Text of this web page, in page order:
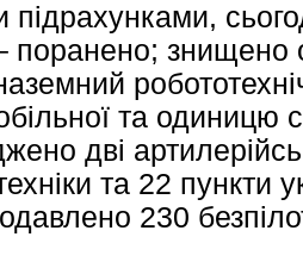
поранено; знищено
та одиницю
дві
та 22 пункти
230